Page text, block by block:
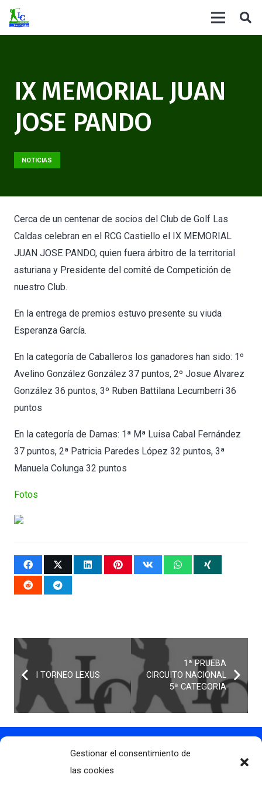
Gestionar el consentimiento de
las cookies
IX MEMORIAL JUAN
JOSE PANDO
NOTICIAS
Cerca de un centenar de socios del Club de Golf Las
Caldas celebran en el RCG Castiello el IX MEMORIAL
JUAN JOSE PANDO, quien fuera árbitro de la territorial
asturiana y Presidente del comité de Competición de
nuestro Club.
En la entrega de premios estuvo presente su viuda
Esperanza García.
En la categoría de Caballeros los ganadores han sido: 1º
Avelino González González 37 puntos, 2º Josue Alvarez
González 36 puntos, 3º Ruben Battilana Lecumberri 36
puntos
En la categoría de Damas: 1ª Mª Luisa Cabal Fernández
37 puntos, 2ª Patricia Paredes López 32 puntos, 3ª
Manuela Colunga 32 puntos
Fotos
I TORNEO LEXUS
1ª PRUEBA
CIRCUITO NACIONAL
5ª CATEGORIA
Contacto
info@clubdegolflascaldas.com